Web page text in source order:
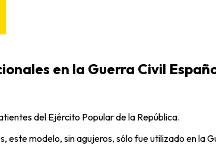
en la Guerra Civil
del Ejército Popular de la República.
modelo, sin agujeros, sólo fue utilizado en la